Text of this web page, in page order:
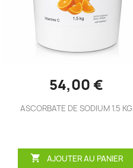
Aperçu rapide
54,00 €
ASCORBATE DE SODIUM 1.5 KG
 AJOUTER AU PANIER